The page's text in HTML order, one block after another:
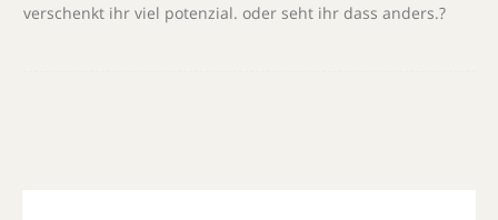
verschenkt ihr viel potenzial. oder seht ihr dass anders.?